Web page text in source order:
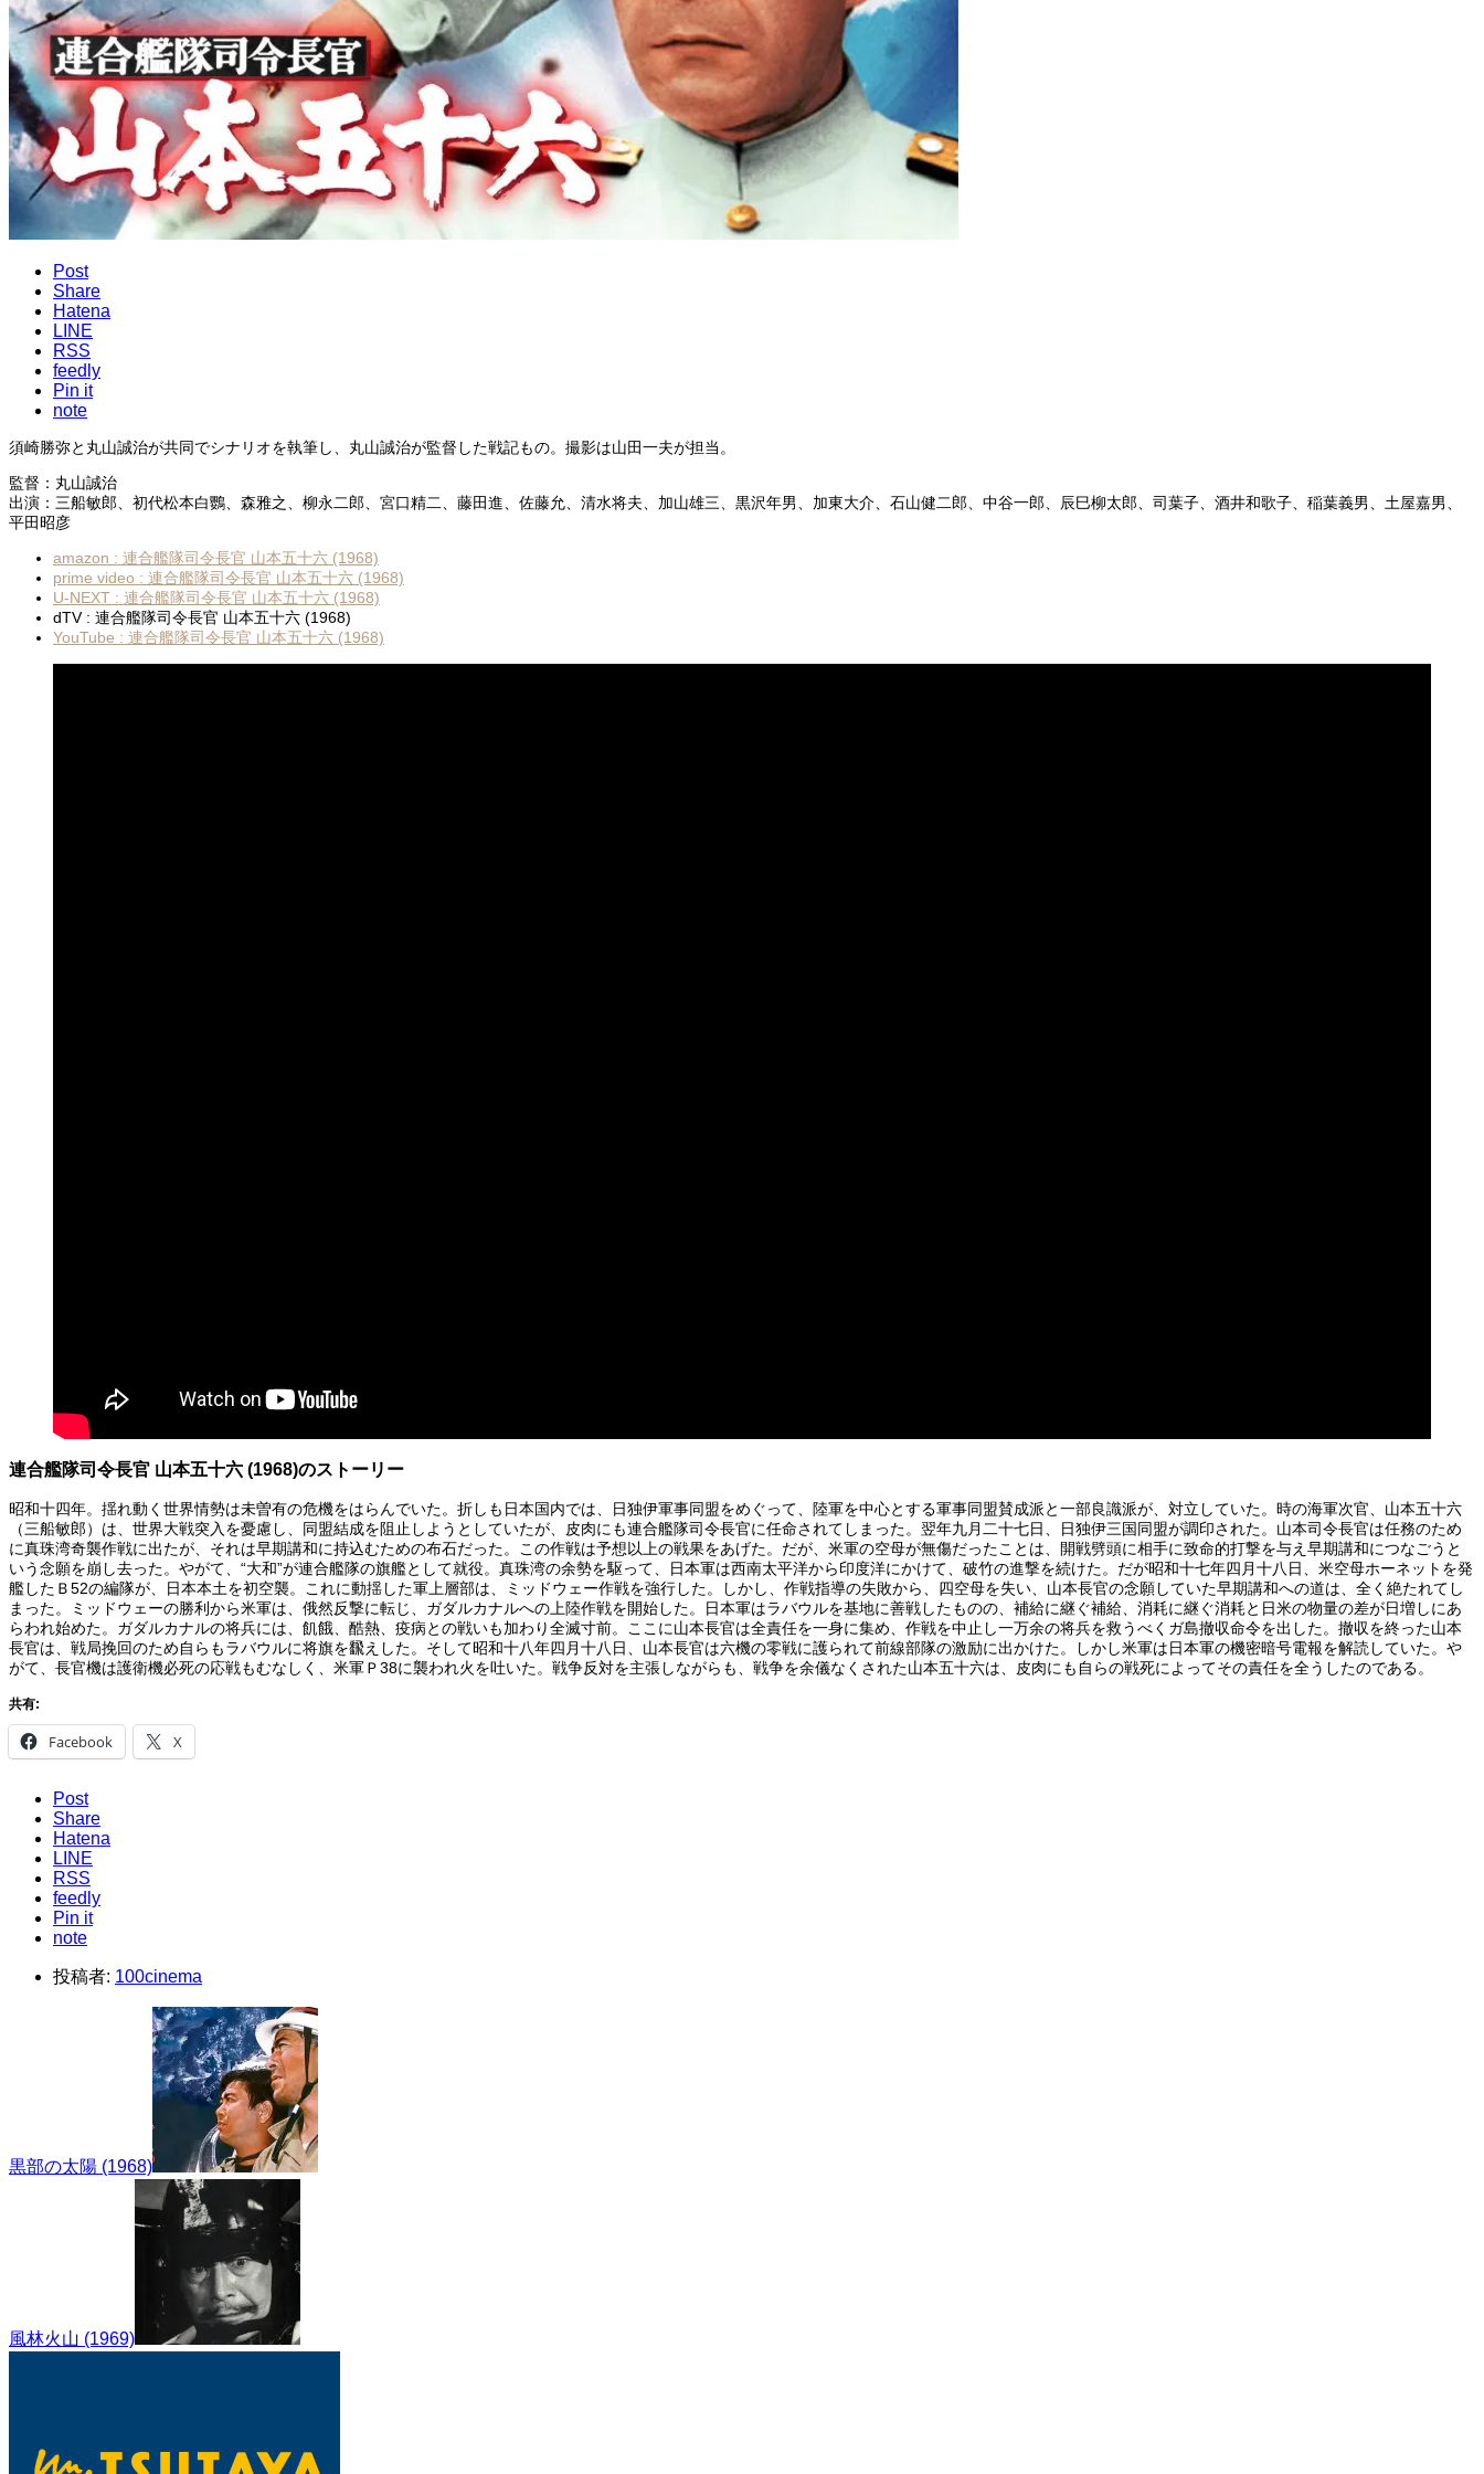
Post
Share
Hatena
LINE
RSS
feedly
Pin it
note
須崎勝弥と丸山誠治が共同でシナリオを執筆し、丸山誠治が監督した戦記もの。撮影は山田一夫が担当。
監督：丸山誠治
出演：三船敏郎、初代松本白鸚、森雅之、柳永二郎、宮口精二、藤田進、佐藤允、清水将夫、加山雄三、黒沢年男、加東大介、石山健二郎、中谷一郎、辰巳柳太郎、司葉子、酒井和歌子、稲葉義男、土屋嘉男、
平田昭彦
amazon : 連合艦隊司令長官 山本五十六 (1968)
prime video : 連合艦隊司令長官 山本五十六 (1968)
U-NEXT : 連合艦隊司令長官 山本五十六 (1968)
dTV : 連合艦隊司令長官 山本五十六 (1968)
YouTube : 連合艦隊司令長官 山本五十六 (1968)
連合艦隊司令長官 山本五十六 (1968)のストーリー
昭和十四年。揺れ動く世界情勢は未曽有の危機をはらんでいた。折しも日本国内では、日独伊軍事同盟をめぐって、陸軍を中心とする軍事同盟賛成派と一部良識派が、対立していた。時の海軍次官、山本五十六
（三船敏郎）は、世界大戦突入を憂慮し、同盟結成を阻止しようとしていたが、皮肉にも連合艦隊司令長官に任命されてしまった。翌年九月二十七日、日独伊三国同盟が調印された。山本司令長官は任務のため
に真珠湾奇襲作戦に出たが、それは早期講和に持込むための布石だった。この作戦は予想以上の戦果をあげた。だが、米軍の空母が無傷だったことは、開戦劈頭に相手に致命的打撃を与え早期講和につなごうと
いう念願を崩し去った。やがて、“大和”が連合艦隊の旗艦として就役。真珠湾の余勢を駆って、日本軍は西南太平洋から印度洋にかけて、破竹の進撃を続けた。だが昭和十七年四月十八日、米空母ホーネットを発
艦したＢ52の編隊が、日本本土を初空襲。これに動揺した軍上層部は、ミッドウェー作戦を強行した。しかし、作戦指導の失敗から、四空母を失い、山本長官の念願していた早期講和への道は、全く絶たれてし
まった。ミッドウェーの勝利から米軍は、俄然反撃に転じ、ガダルカナルへの上陸作戦を開始した。日本軍はラバウルを基地に善戦したものの、補給に継ぐ補給、消耗に継ぐ消耗と日米の物量の差が日増しにあ
らわれ始めた。ガダルカナルの将兵には、飢餓、酷熱、疫病との戦いも加わり全滅寸前。ここに山本長官は全責任を一身に集め、作戦を中止し一万余の将兵を救うべくガ島撤収命令を出した。撤収を終った山本
長官は、戦局挽回のため自らもラバウルに将旗を飜えした。そして昭和十八年四月十八日、山本長官は六機の零戦に護られて前線部隊の激励に出かけた。しかし米軍は日本軍の機密暗号電報を解読していた。や
がて、長官機は護衛機必死の応戦もむなしく、米軍Ｐ38に襲われ火を吐いた。戦争反対を主張しながらも、戦争を余儀なくされた山本五十六は、皮肉にも自らの戦死によってその責任を全うしたのである。
共有:
Facebook X
Post
Share
Hatena
LINE
RSS
feedly
Pin it
note
投稿者: 100cinema
黒部の太陽 (1968)
風林火山 (1969)